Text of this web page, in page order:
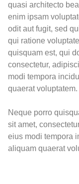
quasi architecto
enim ipsam
odit aut fugit, sed
qui ratione
quisquam est, qui
consectetur,
modi tempora
quaerat voluptatem.
Neque porro
sit amet,
eius modi tempora
aliquam quaerat